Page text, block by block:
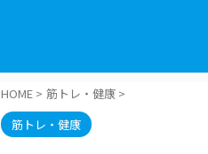
HOME > 筋トレ・健康 >
筋トレ・健康